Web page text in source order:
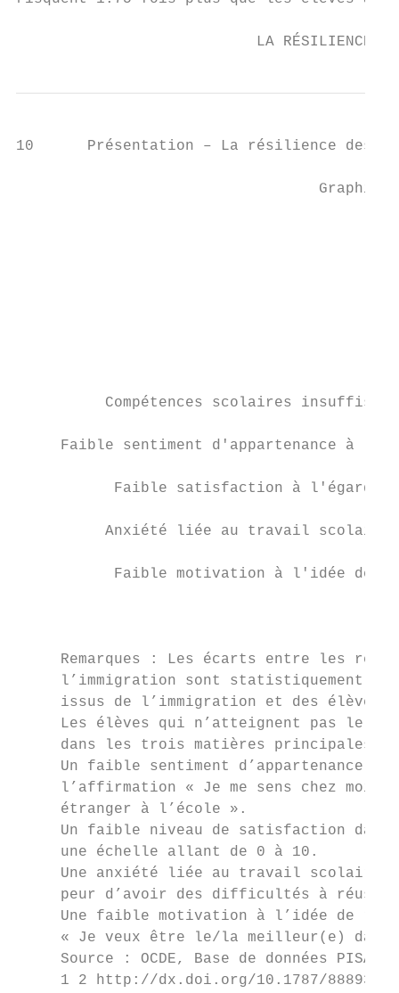
LA RÉSILIENCE
10      Présentation – La résilience des
Compétences scolaires
Faible sentiment d'appartenance à
Faible satisfaction à l'égard
Anxiété liée au travail scolaire
Faible motivation à l'idée de
Remarques : Les écarts entre les
l’immigration sont statistiquement
issus de l’immigration et des élèves
Les élèves qui n’atteignent pas le
dans les trois matières principales
Un faible sentiment d’appartenance à
l’affirmation « Je me sens chez moi
     étranger à l’école ».
Un faible niveau de satisfaction
     une échelle allant de 0 à 10.
Une anxiété liée au travail scolaire
peur d’avoir des difficultés à
Une faible motivation à l’idée de
« Je veux être le/la meilleur(e) dans
Source : OCDE, Base de données PISA
1 2 http://dx.doi.org/10.1787/